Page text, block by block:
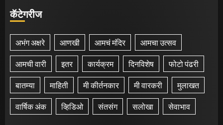
कॅटेगरीज
अभंग अक्षरे आणखी आमचं मंदिर आमचा उत्सव
आमची वारी इतर कार्यक्रम दिनविशेष फोटो पंढरी
बातम्या माहिती मी कीर्तनकार मी वारकरी मुलाखत
वार्षिक अंक व्हिडिओ संतसंग सलोखा सेवाभाव